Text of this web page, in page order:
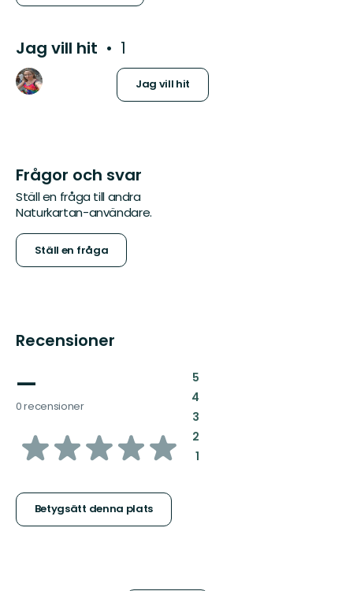
Jag vill hit 1
Jag vill hit
Frågor och svar
Ställ en fråga till andra
Naturkartan-användare.
Ställ en fråga
Recensioner
—
0 recensioner
av
stjärnor
Betygsätt denna plats
5:
4:
3:
2:
1: